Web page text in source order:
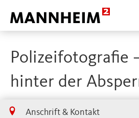
Polizeifotografie
hinter der
Anschrift & Kontakt